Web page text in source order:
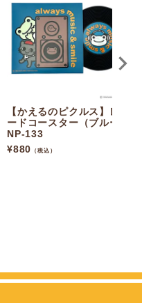
【かえるのピクルス】レコ
ードコースター（ブルー）
NP-133
¥880 （税込）